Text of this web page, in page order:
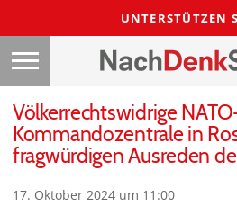
UNTERSTÜTZEN
Völkerrechtswidrige
Kommandozentrale in
fragwürdigen Ausreden
17. Oktober 2024 um 11:00